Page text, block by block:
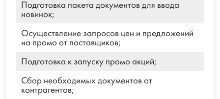
Подготовка пакета документов для ввода
новинок;
Осуществление запросов цен и предложений
на промо от поставщиков;
Подготовка к запуску промо акций;
Сбор необходимых документов от
контрагентов;